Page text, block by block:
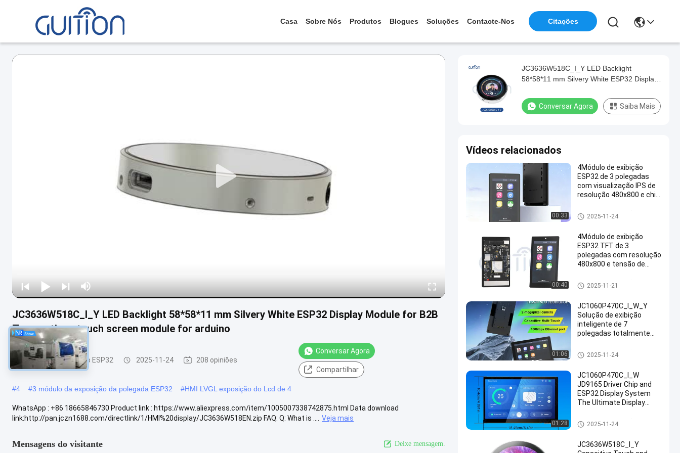
Casa Sobre Nós Produtos Blogues Soluções Contacte-Nos Citações
JC3636W518C_I_Y LED Backlight 58*58*11 mm Silvery White ESP32 Display Module for B2B
Transactions touch screen module for arduino
Módulo da exposição ESP32 2025-11-24 208 opiniões
Conversar Agora
Compartilhar
#4 #3 módulo da exposição da polegada ESP32 #HMI LVGL exposição do Lcd de 4
WhatsApp : +86 18665846730 Product link : https://www.aliexpress.com/item/1005007338742875.html Data download
link:http://pan.jczn1688.com/directlink/1/HMI%20display/JC3636W518EN.zip FAQ: Q: What is ....
Veja mais
Mensagens do visitante Deixe mensagem.
JC3636W518C_I_Y LED Backlight
58*58*11 mm Silvery White ESP32 Display
module for arduino
Conversar Agora Saiba Mais
Vídeos relacionados
00:33
4Módulo de exibição
ESP32 de 3 polegadas
com visualização IPS de
resolução 480x800 e chip
aplicações de alto
desempenho
Módulo da exposição ESP32
2025-11-24
00:40
4Módulo de exibição
ESP32 TFT de 3
polegadas com resolução
480x800 e tensão de
para visuais de alta
qualidade
Módulo da exposição ESP32
2025-11-21
01:06
JC1060P470C_I_W_Y
Solução de exibição
inteligente de 7
polegadas totalmente
P4, toque integrado e
câmera, pronto para
imediato
Módulo da exposição ESP32
2025-11-24
01:28
JC1060P470C_I_W
JD9165 Driver Chip and
ESP32 Display System
The Ultimate Display
Business Needs
industrial grade tft liquid
screen
Módulo da exposição ESP32
2025-11-24
JC3636W518C_I_Y